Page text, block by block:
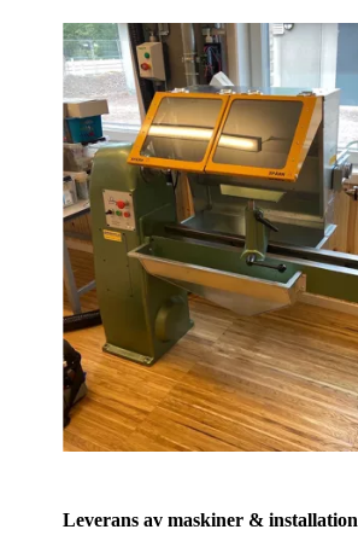
Leverans av maskiner & installation